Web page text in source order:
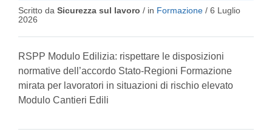
Scritto da Sicurezza sul lavoro / in Formazione / 6 Luglio
2026
RSPP Modulo Edilizia: rispettare le disposizioni
normative dell’accordo Stato-Regioni Formazione
mirata per lavoratori in situazioni di rischio elevato
Modulo Cantieri Edili